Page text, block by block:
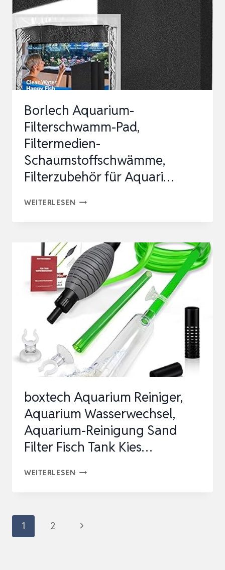
AQUARIENFILTERMEDIEN,
VERBESSERN
DIE
WASSERK…
Borlech Aquarium-
Filterschwamm-Pad,
Filtermedien-
Schaumstoffschwämme,
Filterzubehör für Aquari…
WEITERLESEN BORLECH
PAD,
FILTERMEDIEN-
SCHAUMSTOFFSCHWÄMME,
FILTERZUBEHÖR
FÜR
AQUARI…
boxtech Aquarium Reiniger,
Aquarium Wasserwechsel,
Aquarium-Reinigung Sand
Filter Fisch Tank Kies…
WEITERLESEN BOXTECH
WASSERWECHSEL,
Seitennavigation
1 2
Nächste